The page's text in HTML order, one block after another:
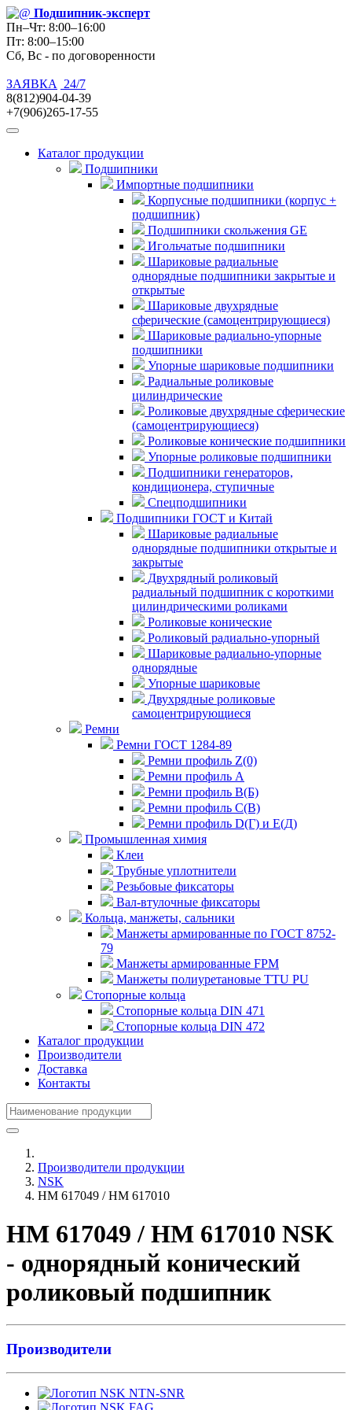
Подшипник-эксперт
Пн–Чт: 8:00–16:00
Пт: 8:00–15:00
Сб, Вс - по договоренности
ЗАЯВКА
24/7
8(812)904-04-39
+7(906)265-17-55
Каталог продукции
Подшипники
Импортные подшипники
Корпусные подшипники (корпус +
подшипник)
Подшипники скольжения GE
Игольчатые подшипники
Шариковые радиальные
однорядные подшипники закрытые и
открытые
Шариковые двухрядные
сферические (самоцентрирующиеся)
Шариковые радиально-упорные
подшипники
Упорные шариковые подшипники
Радиальные роликовые
цилиндрические
Роликовые двухрядные сферические
(самоцентрирующиеся)
Роликовые конические подшипники
Упорные роликовые подшипники
Подшипники генераторов,
кондиционера, ступичные
Спецподшипники
Подшипники ГОСТ и Китай
Шариковые радиальные
однорядные подшипники открытые и
закрытые
Двухрядный роликовый
радиальный подшипник с короткими
цилиндрическими роликами
Роликовые конические
Роликовый радиально-упорный
Шариковые радиально-упорные
однорядные
Упорные шариковые
Двухрядные роликовые
самоцентрирующиеся
Ремни
Ремни ГОСТ 1284-89
Ремни профиль Z(0)
Ремни профиль А
Ремни профиль В(Б)
Ремни профиль С(В)
Ремни профиль D(Г) и E(Д)
Промышленная химия
Клеи
Трубные уплотнители
Резьбовые фиксаторы
Вал-втулочные фиксаторы
Кольца, манжеты, сальники
Манжеты армированные по ГОСТ 8752-
79
Манжеты армированные FPM
Манжеты полиуретановые TTU PU
Стопорные кольца
Стопорные кольца DIN 471
Стопорные кольца DIN 472
Каталог продукции
Производители
Доставка
Контакты
Производители продукции
NSK
HM 617049 / HM 617010
HM 617049 / HM 617010 NSK
- однорядный конический
роликовый подшипник
Производители
NTN-SNR